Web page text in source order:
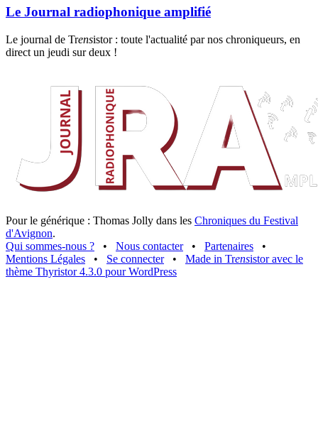
Le Journal radiophonique amplifié
Le journal de Trensistor : toute l'actualité par nos chroniqueurs, en
direct un jeudi sur deux !
Pour le générique : Thomas Jolly dans les Chroniques du Festival
d'Avignon.
Qui sommes-nous ?
• Nous contacter • Partenaires
•
Mentions Légales
• Se connecter • Made in Trensistor avec le
thème Thyristor 4.3.0 pour WordPress